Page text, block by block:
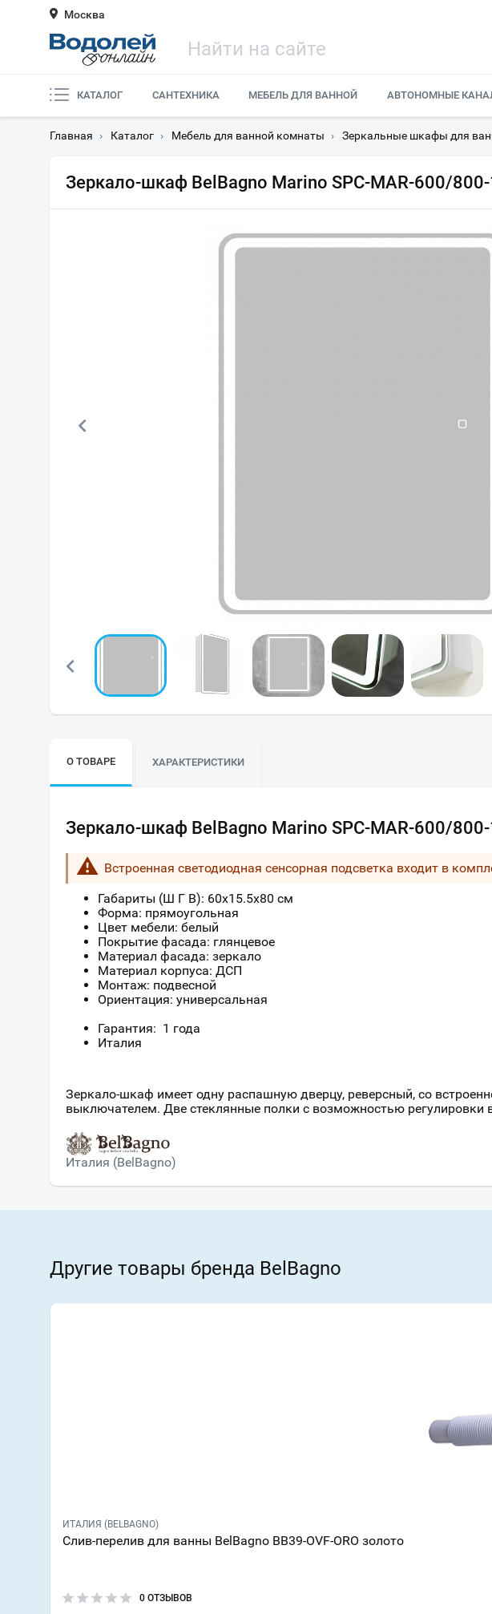
Москва
КАТАЛОГ САНТЕХНИКА МЕБЕЛЬ ДЛЯ ВАННОЙ АВТОНОМНЫЕ
Главная › Каталог › Мебель для ванной комнаты › Зеркальные шкафы для
Зеркало-шкаф BelBagno Marino SPC-MAR-600/800-
О ТОВАРЕ ХАРАКТЕРИСТИКИ
Зеркало-шкаф BelBagno Marino SPC-MAR-600/800-
Встроенная светодиодная сенсорная подсветка входит в
Габариты (Ш Г В): 60x15.5x80 см
Форма: прямоугольная
Цвет мебели: белый
Покрытие фасада: глянцевое
Материал фасада: зеркало
Материал корпуса: ДСП
Монтаж: подвесной
Ориентация: универсальная
Гарантия: 1 года
Италия
Зеркало-шкаф имеет одну распашную дверцу, реверсный, со
выключателем. Две стеклянные полки с возможностью регулировки
Италия (BelBagno)
Другие товары бренда BelBagno
ИТАЛИЯ (BELBAGNO)
Слив-перелив для ванны BelBagno BB39-OVF-ORO золото
0 ОТЗЫВОВ